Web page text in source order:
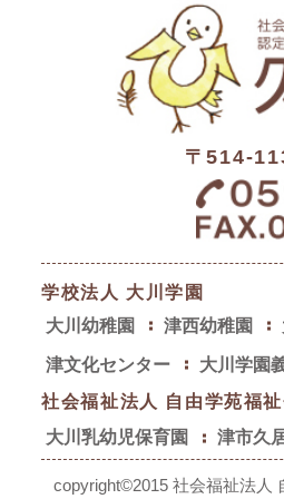
〒514-
学校法人 大川学園
大川幼稚園
津西幼稚園
津文化センター 大川学園
社会福祉法人 自由学苑福
大川乳幼児保育園
津市久
copyright©2015 社会福祉法人